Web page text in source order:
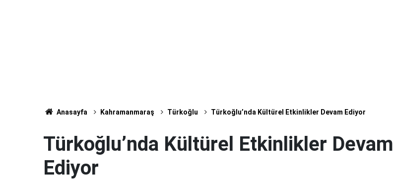
Anasayfa Kahramanmaraş Türkoğlu Türkoğlu’nda Kültürel Etkinlikler Devam Ediyor
Türkoğlu’nda Kültürel Etkinlikler Devam
Ediyor